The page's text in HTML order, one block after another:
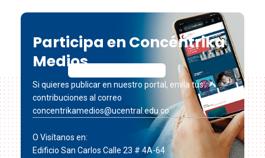
Participa en Concéntrika
Medios
Si quieres publicar en nuestro portal, envía tus
contribuciones al correo
concentrikamedios@ucentral.edu.co
O Visítanos en:
Edificio San Carlos Calle 23 # 4A-64